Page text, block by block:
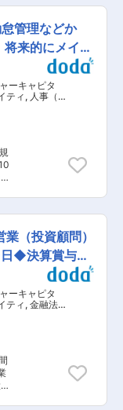
家
管理などか
来的にメイン
ーキャピタ
ティ , 人事（給
ト
（投資顧問）
◆決算賞与実
ーキャピタ
ティ , 金融法人